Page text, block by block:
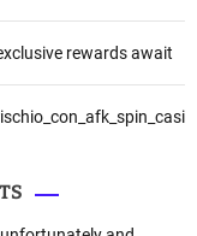
rewards await